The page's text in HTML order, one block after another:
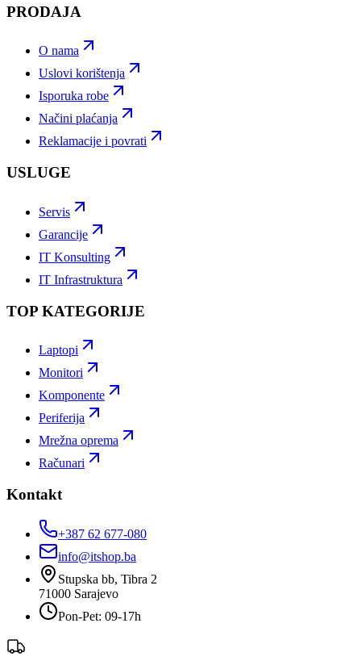
PRODAJA
O nama
Uslovi korištenja
Isporuka robe
Načini plaćanja
Reklamacije i povrati
USLUGE
Servis
Garancije
IT Konsulting
IT Infrastruktura
TOP KATEGORIJE
Laptopi
Monitori
Komponente
Periferija
Mrežna oprema
Računari
Kontakt
+387 62 677-080
info@itshop.ba
Stupska bb, Tibra 2
71000 Sarajevo
Pon-Pet: 09-17h